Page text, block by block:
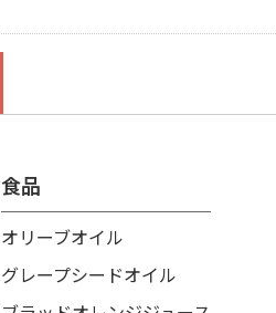
食品
オリーブオイル
グレープシードオイル